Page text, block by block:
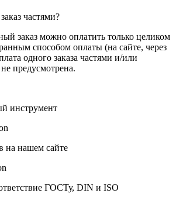
частями?
заказ можно оплатить только целиком
способом оплаты (на сайте, через
одного заказа частями и/или
предусмотрена.
инструмент
на нашем сайте
ГОСТу, DIN и ISO